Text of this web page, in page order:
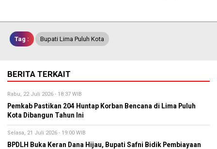
Tag : Bupati Lima Puluh Kota
BERITA TERKAIT
Rabu, 22 Juli 2026 - 18:37 WIB
Pemkab Pastikan 204 Huntap Korban Bencana di Lima Puluh
Kota Dibangun Tahun Ini
Selasa, 21 Juli 2026 - 19:00 WIB
BPDLH Buka Keran Dana Hijau, Bupati Safni Bidik Pembiayaan